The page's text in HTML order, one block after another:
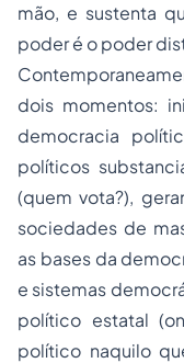
mão, e sustenta
poder é o poder
dois momentos:
democracia
políticos
(quem vota?),
sociedades de
as bases da
e sistemas
político estatal (
político naquilo